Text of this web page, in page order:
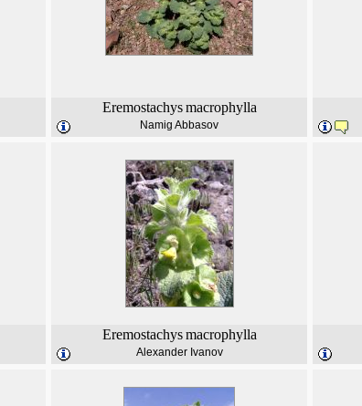
Eremostachys macrophylla
Namig Abbasov
Eremostachys macrophylla
Alexander Ivanov